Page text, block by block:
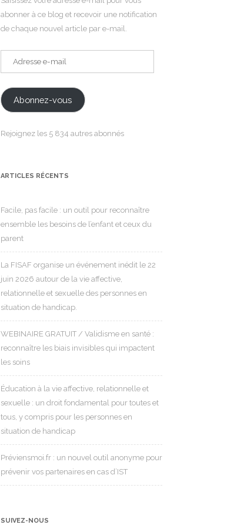
abonner à ce blog et recevoir une notification
de chaque nouvel article par e-mail.
Adresse
e-
Abonnez-vous
Rejoignez les 5 834 autres abonnés
ARTICLES RÉCENTS
Facile, pas facile : un outil pour reconnaître
ensemble les besoins de l’enfant et ceux du
parent
La FISAF organise un événement inédit le 22
juin 2026 autour de la vie affective,
relationnelle et sexuelle des personnes en
situation de handicap.
WEBINAIRE GRATUIT / Validisme en santé :
reconnaître les biais invisibles qui impactent
les soins
Éducation à la vie affective, relationnelle et
sexuelle : un droit fondamental pour toutes et
tous, y compris pour les personnes en
situation de handicap
Préviensmoi.fr : un nouvel outil anonyme pour
prévenir vos partenaires en cas d’IST
SUIVEZ-NOUS